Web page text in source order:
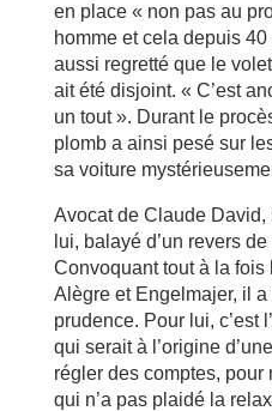
en place « non pas au
homme et cela depuis
aussi regretté que le
ait été disjoint. « C’est
un tout ». Durant le
plomb a ainsi pesé sur
sa voiture
Avocat de Claude David,
lui, balayé d’un revers
Convoquant tout à la fois
Alègre et Engelmajer, il
prudence. Pour lui, c’est
qui serait à l’origine
régler des comptes,
qui n’a pas plaidé la